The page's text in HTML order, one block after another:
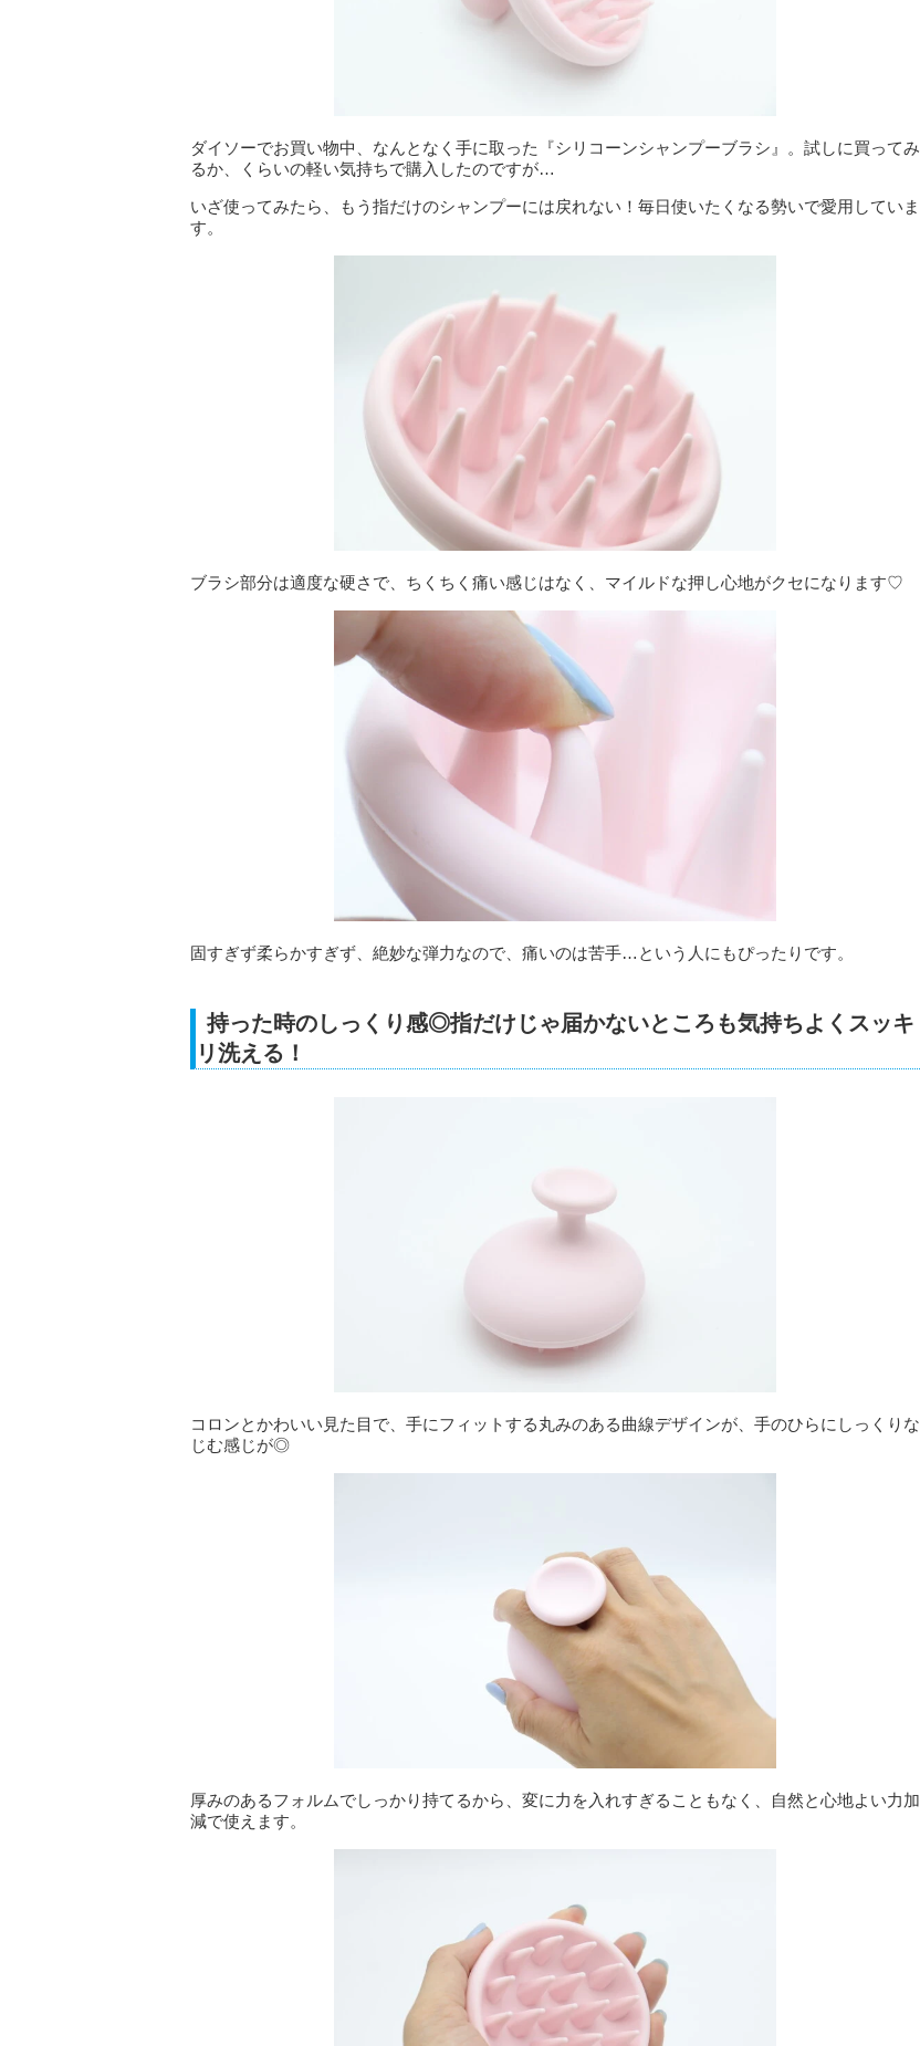
ダイソーでお買い物中、なんとなく手に取った『シリコーンシャンプーブラシ』。試しに買ってみ
るか、くらいの軽い気持ちで購入したのですが…
いざ使ってみたら、もう指だけのシャンプーには戻れない！毎日使いたくなる勢いで愛用していま
す。
ブラシ部分は適度な硬さで、ちくちく痛い感じはなく、マイルドな押し心地がクセになります♡
固すぎず柔らかすぎず、絶妙な弾力なので、痛いのは苦手…という人にもぴったりです。
持った時のしっくり感◎指だけじゃ届かないところも気持ちよくスッキ
リ洗える！
コロンとかわいい見た目で、手にフィットする丸みのある曲線デザインが、手のひらにしっくりな
じむ感じが◎
厚みのあるフォルムでしっかり持てるから、変に力を入れすぎることもなく、自然と心地よい力加
減で使えます。